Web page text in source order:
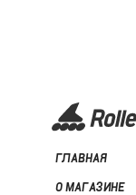
ГЛАВНАЯ
О МАГАЗИНЕ